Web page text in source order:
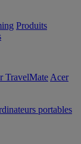
Produits
TravelMate Acer
portables